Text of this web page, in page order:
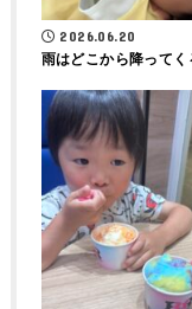
2026.06.20
雨はどこから降ってく